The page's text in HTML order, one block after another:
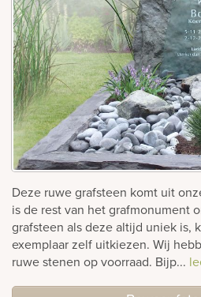
ons
Duurzaamheid Winkels
Bekijk
ook:
Deze ruwe grafsteen komt uit
is de rest van het grafmonument
grafsteen als deze altijd uniek is,
exemplaar zelf uitkiezen. Wij
ruwe stenen op voorraad. Bijp...